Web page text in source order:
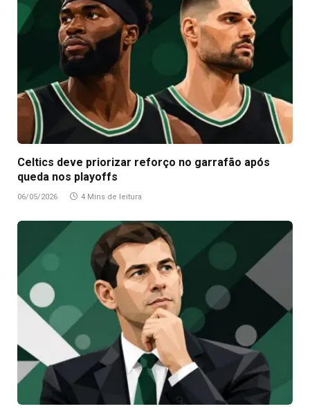
Celtics deve priorizar reforço no garrafão após
queda nos playoffs
06/05/2026 4 Mins de leitura